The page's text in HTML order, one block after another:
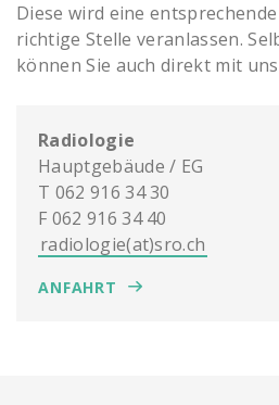
Diese wird eine
richtige Stelle veranlassen.
können Sie auch direkt mit
Radiologie
Hauptgebäude / EG
T 062 916 34 30
F 062 916 34 40
radiologie(at)sro.ch
ANFAHRT